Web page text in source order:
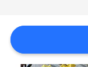
DO
SITE